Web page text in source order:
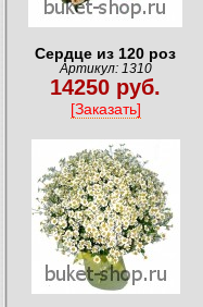
Сердце из 120 роз
Артикул: 1310
14250 руб.
[Заказать]